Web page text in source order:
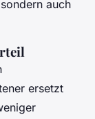
auch
ersetzt